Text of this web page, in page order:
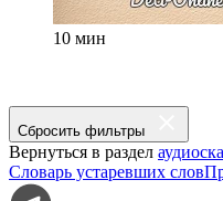
10 мин
Сбросить фильтры
Вернуться в раздел
Словарь устаревших слов